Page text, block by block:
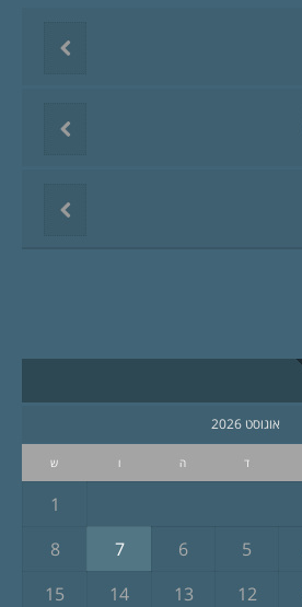
אוגוסט 2026
ד ה ו ש
1
5
6
7
8
12
13
14
15